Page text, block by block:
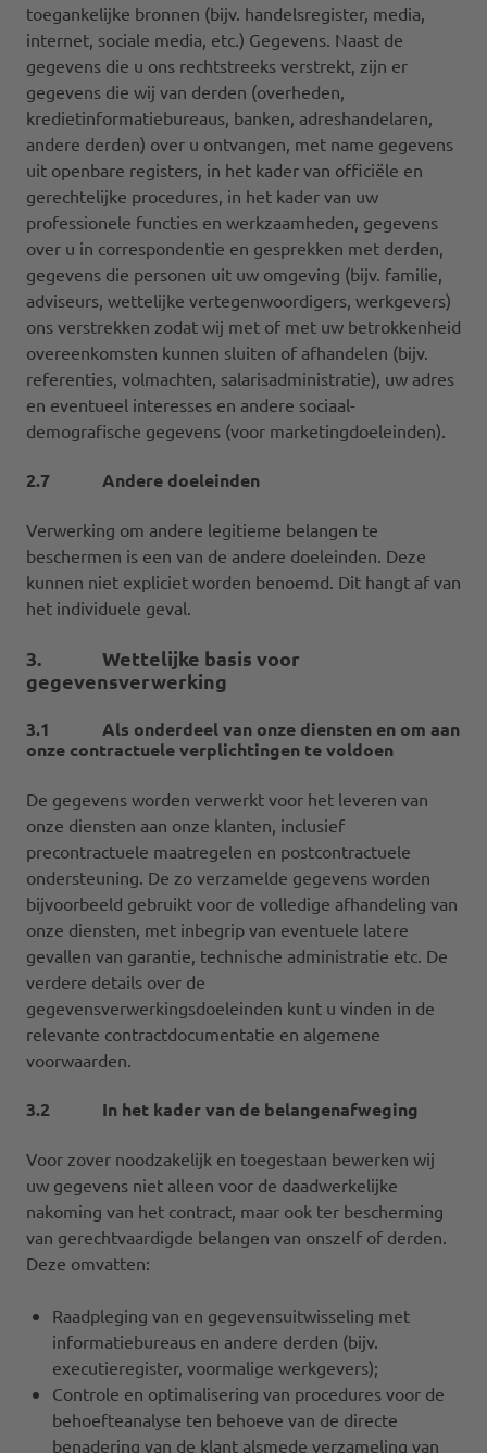
toegankelijke bronnen (bijv. handelsregister, media,
internet, sociale media, etc.) Gegevens. Naast de
gegevens die u ons rechtstreeks verstrekt, zijn er
gegevens die wij van derden (overheden,
kredietinformatiebureaus, banken, adreshandelaren,
andere derden) over u ontvangen, met name gegevens
uit openbare registers, in het kader van officiële en
gerechtelijke procedures, in het kader van uw
professionele functies en werkzaamheden, gegevens
over u in correspondentie en gesprekken met derden,
gegevens die personen uit uw omgeving (bijv. familie,
adviseurs, wettelijke vertegenwoordigers, werkgevers)
ons verstrekken zodat wij met of met uw betrokkenheid
overeenkomsten kunnen sluiten of afhandelen (bijv.
referenties, volmachten, salarisadministratie), uw adres
en eventueel interesses en andere sociaal-
demografische gegevens (voor marketingdoeleinden).
2.7 Andere doeleinden
Verwerking om andere legitieme belangen te
beschermen is een van de andere doeleinden. Deze
kunnen niet expliciet worden benoemd. Dit hangt af van
het individuele geval.
3. Wettelijke basis voor
gegevensverwerking
3.1 Als onderdeel van onze diensten en om aan
onze contractuele verplichtingen te voldoen
De gegevens worden verwerkt voor het leveren van
onze diensten aan onze klanten, inclusief
precontractuele maatregelen en postcontractuele
ondersteuning. De zo verzamelde gegevens worden
bijvoorbeeld gebruikt voor de volledige afhandeling van
onze diensten, met inbegrip van eventuele latere
gevallen van garantie, technische administratie etc. De
verdere details over de
gegevensverwerkingsdoeleinden kunt u vinden in de
relevante contractdocumentatie en algemene
voorwaarden.
3.2 In het kader van de belangenafweging
Voor zover noodzakelijk en toegestaan bewerken wij
uw gegevens niet alleen voor de daadwerkelijke
nakoming van het contract, maar ook ter bescherming
van gerechtvaardigde belangen van onszelf of derden.
Deze omvatten:
Raadpleging van en gegevensuitwisseling met
informatiebureaus en andere derden (bijv.
executieregister, voormalige werkgevers);
Controle en optimalisering van procedures voor de
behoefteanalyse ten behoeve van de directe
benadering van de klant alsmede verzameling van